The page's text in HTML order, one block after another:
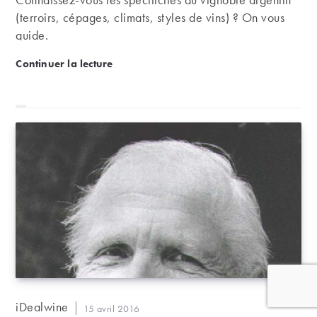
(terroirs, cépages, climats, styles de vins) ? On vous
guide.
Continuer la lectureÀ la découverte des vins argentins
Auteur/autrice
iDealwine Publication
15 avril 2016